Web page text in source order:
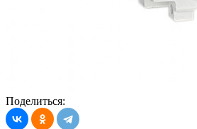
Поделиться: